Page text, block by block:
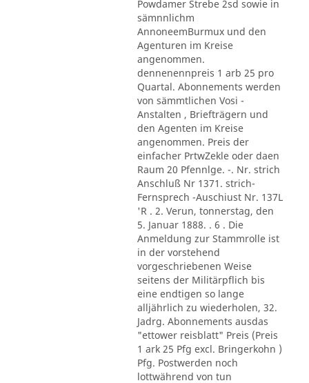
Powdamer Strebe 2sd sowie in
sämnnlichm
AnnoneemBurmux und den
Agenturen im Kreise
angenommen.
dennenennpreis 1 arb 25 pro
Quartal. Abonnements werden
von sämmtlichen Vosi -
Anstalten , Briefträgern und
den Agenten im Kreise
angenommen. Preis der
einfacher PrtwZekle oder daen
Raum 20 Pfennlge. -. Nr. strich
Anschluß Nr 1371. strich-
Fernsprech -Auschiust Nr. 137L
'R . 2. Verun, tonnerstag, den
5. Januar 1888. . 6 . Die
Anmeldung zur Stammrolle ist
in der vorstehend
vorgeschriebenen Weise
seitens der Militärpflich bis
eine endtigen so lange
alljährlich zu wiederholen, 32.
Jadrg. Abonnements ausdas
"ettower reisblatt" Preis (Preis
1 ark 25 Pfg excl. Bringerkohn )
Pfg. Postwerden noch
lottwährend von tun